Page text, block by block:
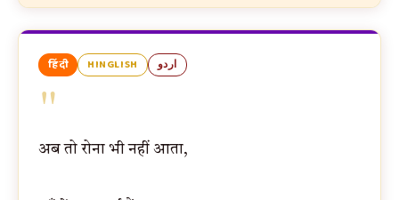
हिंदी HINGLISH اردو
"
अब तो रोना भी नहीं आता,